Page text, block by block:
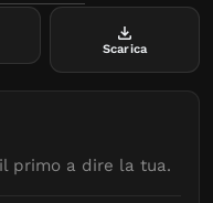
degli stessi contadini
Scarica
primo a dire la tua.